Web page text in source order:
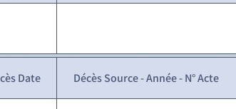
Date Décès Source - Année - N° Acte